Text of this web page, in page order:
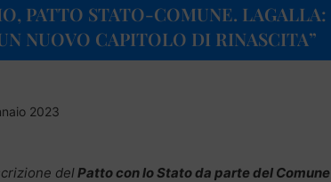
PATTO STATO-COMUNE. LAGALLA:
NUOVO CAPITOLO DI RINASCITA”
2023
delPatto con lo Stato da parte del Comune